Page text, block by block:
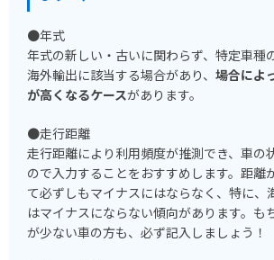
●年式
年式の新しい・古いに関わらず、特定車種
海外輸出に該当する場合があり、 場合によ
が高くなるケースがあります。
●走行距離
走行距離により利用頻度が推測でき、車の
ので入力することをおすすめします。距離
て必ずしもマイナスにはならなく、特に、
はマイナスにならない傾向があります。も
が少ない車の方も、必ず記入しましょう！